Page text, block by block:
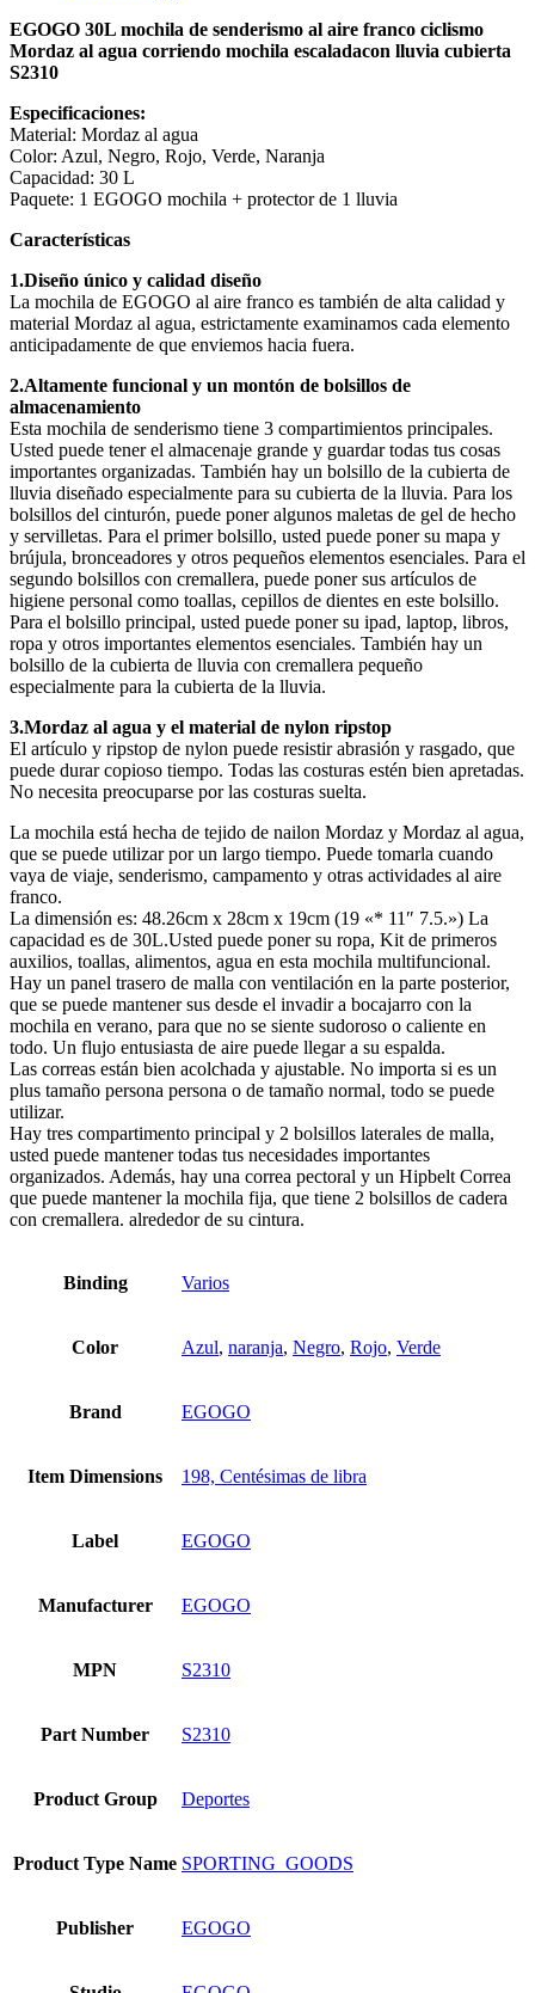
EGOGO 30L mochila de senderismo al aire franco ciclismo
Mordaz al agua corriendo mochila escaladacon lluvia cubierta
S2310
Especificaciones:
Material: Mordaz al agua
Color: Azul, Negro, Rojo, Verde, Naranja
Capacidad: 30 L
Paquete: 1 EGOGO mochila + protector de 1 lluvia
Características
1.Diseño único y calidad diseño
La mochila de EGOGO al aire franco es también de alta calidad y
material Mordaz al agua, estrictamente examinamos cada elemento
anticipadamente de que enviemos hacia fuera.
2.Altamente funcional y un montón de bolsillos de
almacenamiento
Esta mochila de senderismo tiene 3 compartimientos principales.
Usted puede tener el almacenaje grande y guardar todas tus cosas
importantes organizadas. También hay un bolsillo de la cubierta de
lluvia diseñado especialmente para su cubierta de la lluvia. Para los
bolsillos del cinturón, puede poner algunos maletas de gel de hecho
y servilletas. Para el primer bolsillo, usted puede poner su mapa y
brújula, bronceadores y otros pequeños elementos esenciales. Para el
segundo bolsillos con cremallera, puede poner sus artículos de
higiene personal como toallas, cepillos de dientes en este bolsillo.
Para el bolsillo principal, usted puede poner su ipad, laptop, libros,
ropa y otros importantes elementos esenciales. También hay un
bolsillo de la cubierta de lluvia con cremallera pequeño
especialmente para la cubierta de la lluvia.
3.Mordaz al agua y el material de nylon ripstop
El artículo y ripstop de nylon puede resistir abrasión y rasgado, que
puede durar copioso tiempo. Todas las costuras estén bien apretadas.
No necesita preocuparse por las costuras suelta.
La mochila está hecha de tejido de nailon Mordaz y Mordaz al agua,
que se puede utilizar por un largo tiempo. Puede tomarla cuando
vaya de viaje, senderismo, campamento y otras actividades al aire
franco.
La dimensión es: 48.26cm x 28cm x 19cm (19 «* 11″ 7.5.») La
capacidad es de 30L.Usted puede poner su ropa, Kit de primeros
auxilios, toallas, alimentos, agua en esta mochila multifuncional.
Hay un panel trasero de malla con ventilación en la parte posterior,
que se puede mantener sus desde el invadir a bocajarro con la
mochila en verano, para que no se siente sudoroso o caliente en
todo. Un flujo entusiasta de aire puede llegar a su espalda.
Las correas están bien acolchada y ajustable. No importa si es un
plus tamaño persona persona o de tamaño normal, todo se puede
utilizar.
Hay tres compartimento principal y 2 bolsillos laterales de malla,
usted puede mantener todas tus necesidades importantes
organizados. Además, hay una correa pectoral y un Hipbelt Correa
que puede mantener la mochila fija, que tiene 2 bolsillos de cadera
con cremallera. alrededor de su cintura.
Binding Varios
Color Azul, naranja, Negro, Rojo, Verde
Brand EGOGO
Item Dimensions 198, Centésimas de libra
Label EGOGO
Manufacturer EGOGO
MPN S2310
Part Number S2310
Product Group Deportes
Product Type Name SPORTING_GOODS
Publisher EGOGO